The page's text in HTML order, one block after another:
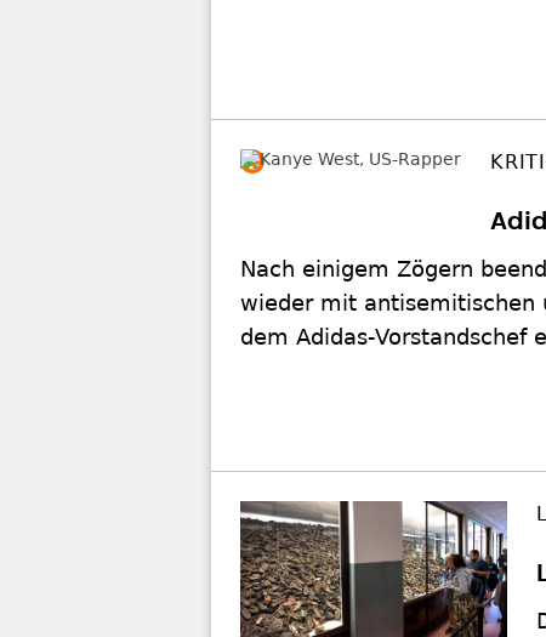
Nach einigem Zögern
wieder mit antisemitischen
dem Adidas-Vorstandschef